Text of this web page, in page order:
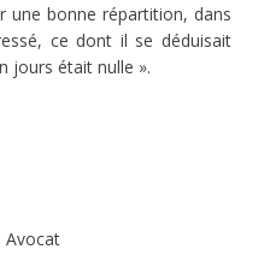
une bonne répartition, dans
ce dont il se déduisait
jours était nulle ».
Avocat